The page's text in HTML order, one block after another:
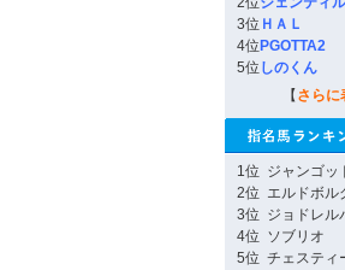
3位 ＨＡＬ
4位 PGOTTA2
5位 しのくん
【 さらに
1位 ジャンゴッ
2位 エルドボル
3位 ジョドレル
4位 ソブリオ
5位 チェスティ